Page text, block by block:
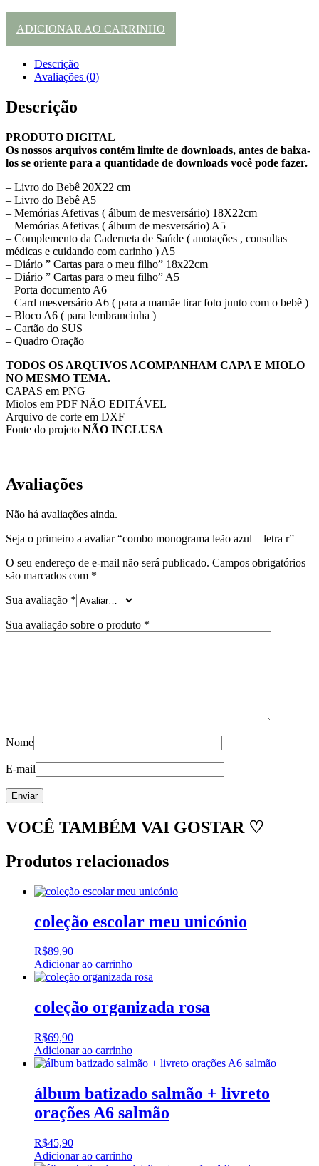
ADICIONAR AO CARRINHO
Descrição
Avaliações (0)
Descrição
PRODUTO DIGITAL
Os nossos arquivos contém limite de downloads, antes de baixa-
los se oriente para a quantidade de downloads você pode fazer.
– Livro do Bebê 20X22 cm
– Livro do Bebê A5
– Memórias Afetivas ( álbum de mesversário) 18X22cm
– Memórias Afetivas ( álbum de mesversário) A5
– Complemento da Caderneta de Saúde ( anotações , consultas
médicas e cuidando com carinho ) A5
– Diário ” Cartas para o meu filho” 18x22cm
– Diário ” Cartas para o meu filho” A5
– Porta documento A6
– Card mesversário A6 ( para a mamãe tirar foto junto com o bebê )
– Bloco A6 ( para lembrancinha )
– Cartão do SUS
– Quadro Oração
TODOS OS ARQUIVOS ACOMPANHAM CAPA E MIOLO
NO MESMO TEMA.
CAPAS em PNG
Miolos em PDF NÃO EDITÁVEL
Arquivo de corte em DXF
Fonte do projeto NÃO INCLUSA
Avaliações
Não há avaliações ainda.
Seja o primeiro a avaliar “combo monograma leão azul – letra r”
O seu endereço de e-mail não será publicado. Campos obrigatórios
são marcados com *
Sua avaliação *
Sua avaliação sobre o produto *
Nome
E-mail
VOCÊ TAMBÉM VAI GOSTAR ♡
Produtos relacionados
coleção escolar meu unicónio
R$89,90
Adicionar ao carrinho
coleção organizada rosa
R$69,90
Adicionar ao carrinho
álbum batizado salmão + livreto
orações A6 salmão
R$45,90
Adicionar ao carrinho